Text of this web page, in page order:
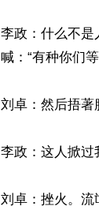
李政：什么不是
喊：“有种你们
刘卓：然后捂著
李政：这人掀过
刘卓：挫火。流